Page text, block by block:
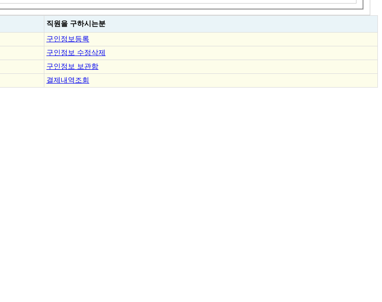
직원을 구하시는분
구인정보등록
구인정보 수정삭제
구인정보 보관함
결제내역조회